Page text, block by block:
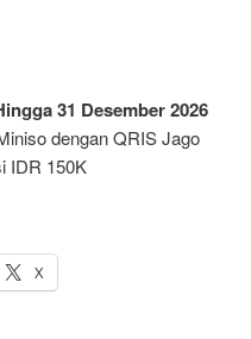
31 Desember 2026
dengan QRIS Jago
IDR 150K
X